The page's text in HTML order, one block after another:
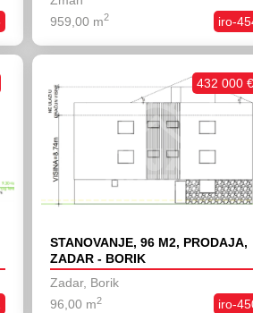
iro-
959,00 m2
STANOVANJE, 96 M2, PRODAJA,
ZADAR - BORIK
Zadar, Borik
iro-
96,00 m2
432 000 €